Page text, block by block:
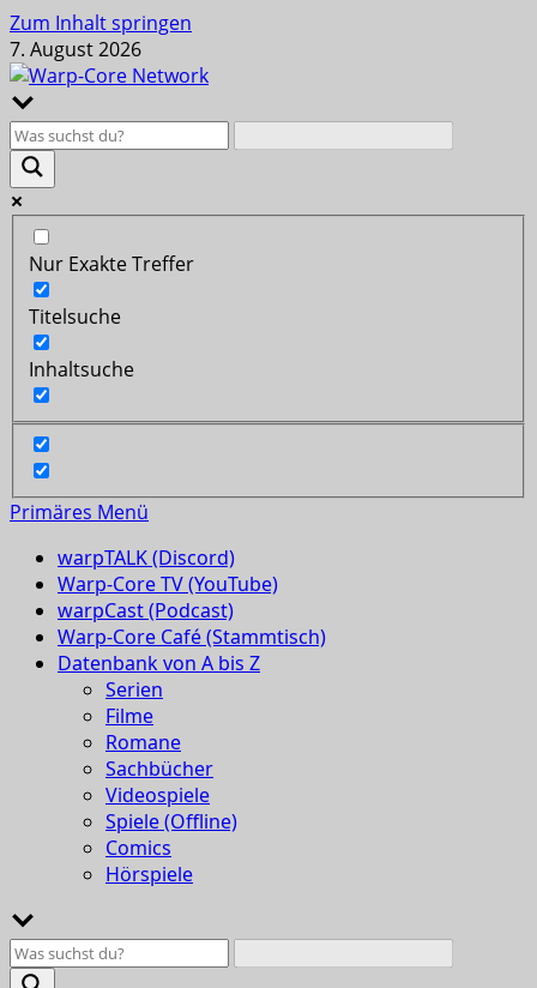
Zum Inhalt springen
7. August 2026
Nur Exakte Treffer
Titelsuche
Inhaltsuche
Primäres Menü
warpTALK (Discord)
Warp-Core TV (YouTube)
warpCast (Podcast)
Warp-Core Café (Stammtisch)
Datenbank von A bis Z
Serien
Filme
Romane
Sachbücher
Videospiele
Spiele (Offline)
Comics
Hörspiele